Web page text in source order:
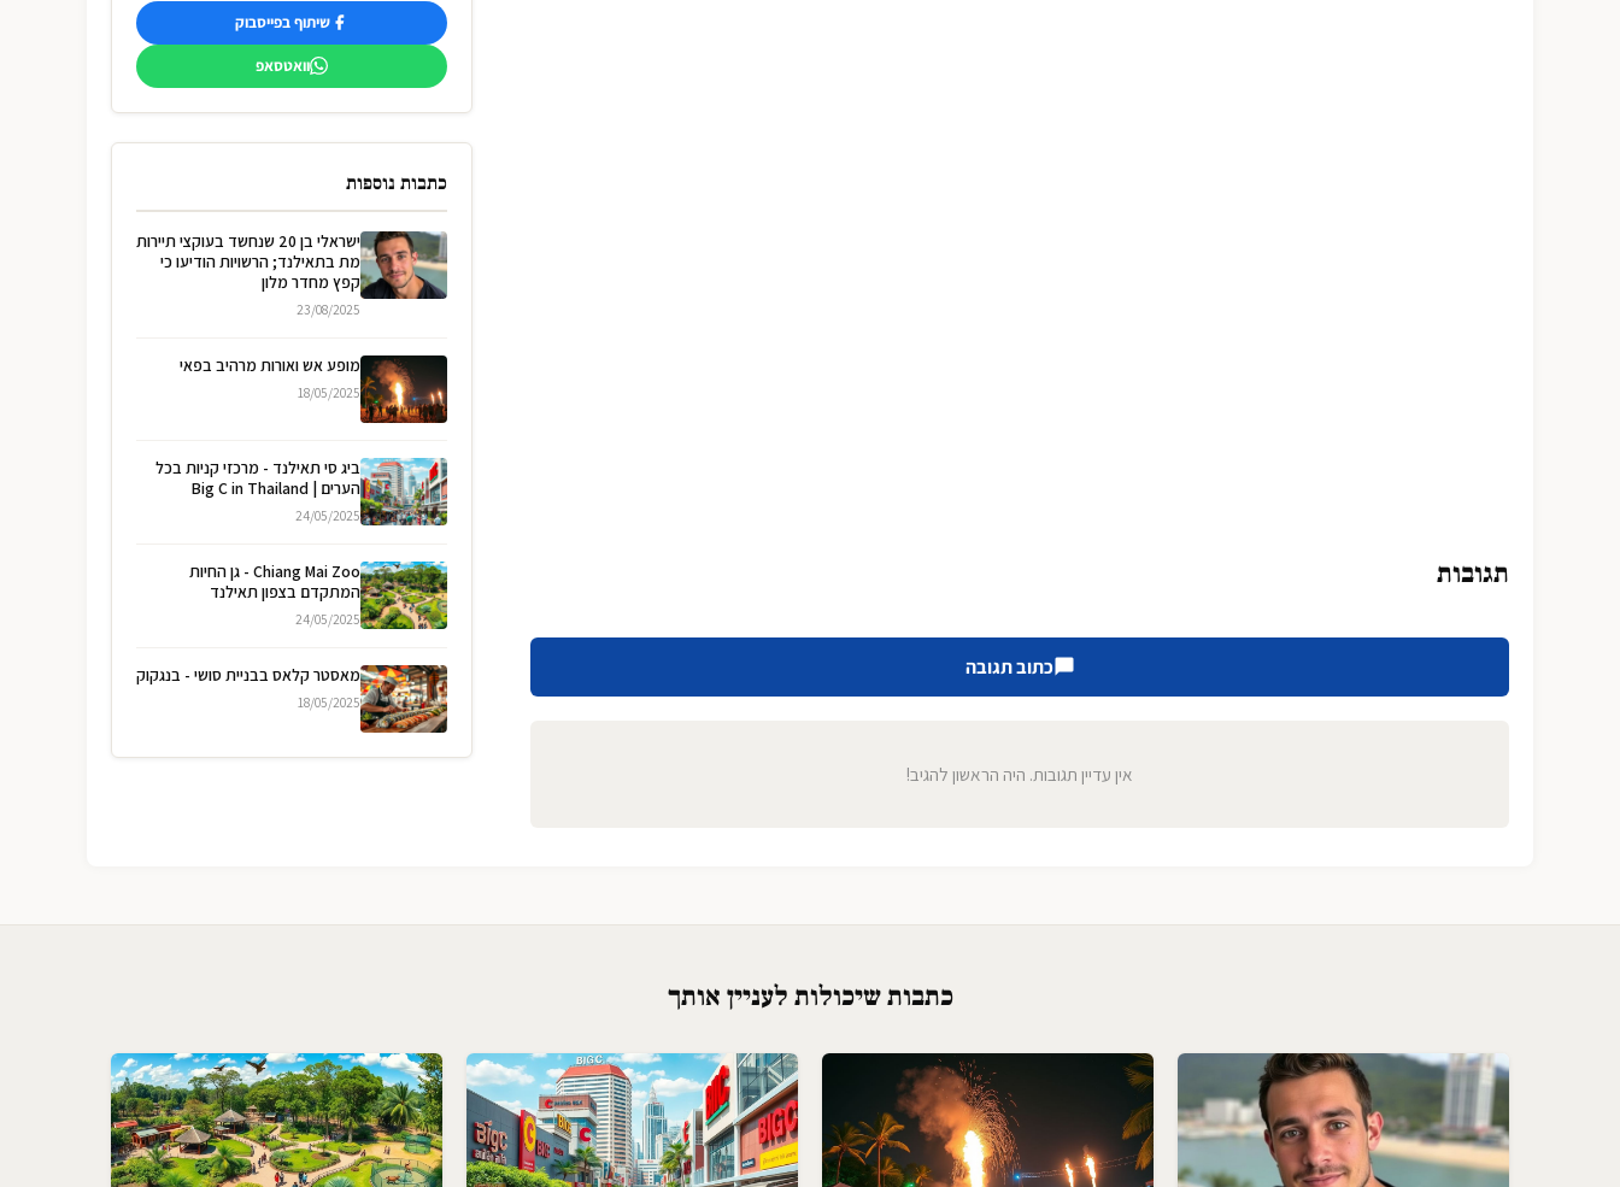
תגובות
כתוב תגובה
אין עדיין תגובות. היה הראשון להגיב!
שיתוף בפייסבוק
וואטסאפ
כתבות נוספות
ישראלי בן 20 שנחשד בעוקצי תיירות
מת בתאילנד; הרשויות הודיעו כי
קפץ מחדר מלון
23/08/2025
מופע אש ואורות מרהיב בפאי
18/05/2025
ביג סי תאילנד - מרכזי קניות בכל
הערים | Big C in Thailand
24/05/2025
Chiang Mai Zoo - גן החיות
המתקדם בצפון תאילנד
24/05/2025
מאסטר קלאס בבניית סושי - בנגקוק
18/05/2025
כתבות שיכולות לעניין אותך